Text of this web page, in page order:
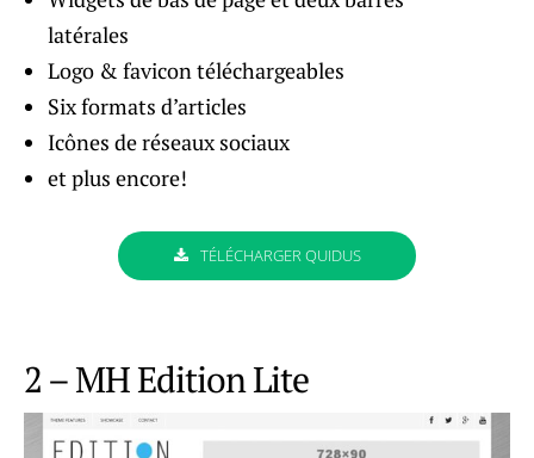
latérales
Logo & favicon téléchargeables
Six formats d’articles
Icônes de réseaux sociaux
et plus encore!
TÉLÉCHARGER QUIDUS
2 – MH Edition Lite